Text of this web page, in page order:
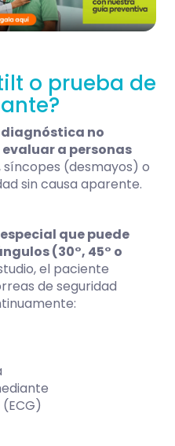
o prueba de
no
a personas
síncopes (desmayos) o
sin causa aparente.
que puede
(30°, 45° o
el paciente
de seguridad